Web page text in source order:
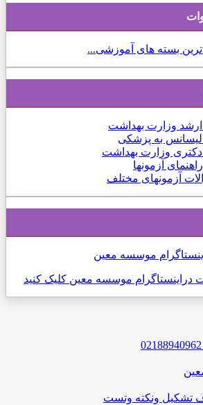
بسته های آموزشی...
وزارت بهداشت
لیسانس به پزشکی
دکتری وزارت بهداشت
آزمونها
آزمونهای مختلف
موسسه معین کلیک کنید
تشکیل ونکته وتست